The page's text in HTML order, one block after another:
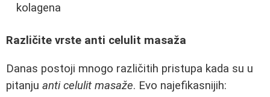
kolagena
Različite vrste anti celulit masaža
Danas postoji mnogo različitih pristupa kada su u
pitanju anti celulit masaže. Evo najefikasnijih: